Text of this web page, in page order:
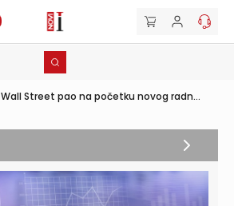
Wall Street pao na početku novog radn...